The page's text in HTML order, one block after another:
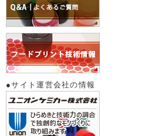
●サイト運営会社の情報